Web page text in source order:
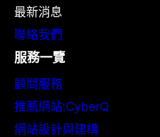
最新消息
聯絡我們
服務一覽
顧問服務
推薦網站:CyberQ
網站設計與建構